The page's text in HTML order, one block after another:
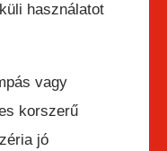
használatot
vagy
korszerű
jó